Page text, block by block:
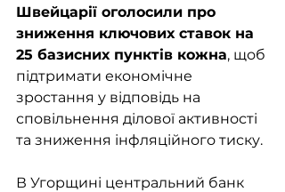
Швейцарії оголосили про
зниження ключових ставок на
25 базисних пунктів кожна, щоб
підтримати економічне
зростання у відповідь на
сповільнення ділової активності
та зниження інфляційного тиску.
В Угорщині центральний банк